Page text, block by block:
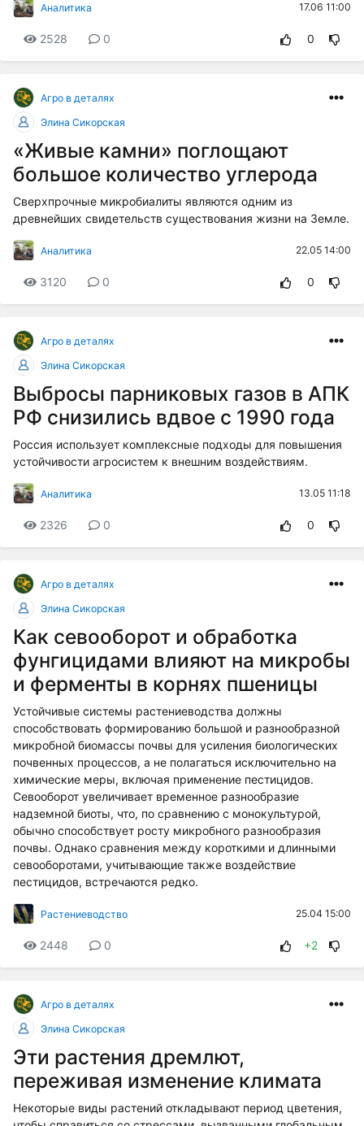
Аналитика 17.06 11:00
2528 0 0
Агро в деталях
Элина Сикорская
«Живые камни» поглощают
большое количество углерода
Сверхпрочные микробиалиты являются одним из
древнейших свидетельств существования жизни на Земле.
Аналитика 22.05 14:00
3120 0 0
Агро в деталях
Элина Сикорская
Выбросы парниковых газов в АПК
РФ снизились вдвое с 1990 года
Россия использует комплексные подходы для повышения
устойчивости агросистем к внешним воздействиям.
Аналитика 13.05 11:18
2326 0 0
Агро в деталях
Элина Сикорская
Как севооборот и обработка
фунгицидами влияют на микробы
и ферменты в корнях пшеницы
Устойчивые системы растениеводства должны
способствовать формированию большой и разнообразной
микробной биомассы почвы для усиления биологических
почвенных процессов, а не полагаться исключительно на
химические меры, включая применение пестицидов.
Севооборот увеличивает временное разнообразие
надземной биоты, что, по сравнению с монокультурой,
обычно способствует росту микробного разнообразия
почвы. Однако сравнения между короткими и длинными
севооборотами, учитывающие также воздействие
пестицидов, встречаются редко.
Растениеводство 25.04 15:00
2448 0 +2
Агро в деталях
Элина Сикорская
Эти растения дремлют,
переживая изменение климата
Некоторые виды растений откладывают период цветения,